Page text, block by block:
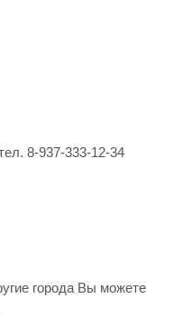
8-937-333-12-34
города Вы можете